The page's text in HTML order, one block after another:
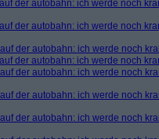
der autobahn: ich werde noch
der autobahn: ich werde noch
der autobahn: ich werde noch
der autobahn: ich werde noch
der autobahn: ich werde noch
der autobahn: ich werde noch
der autobahn: ich werde noch